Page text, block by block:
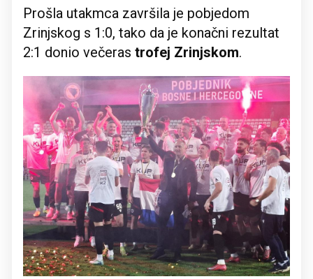
Prošla utakmca završila je pobjedom
Zrinjskog s 1:0, tako da je konačni rezultat
2:1 donio večeras trofej Zrinjskom.